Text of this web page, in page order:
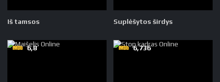
Iš tamsos Suplėšytos širdys
6,8 6,736